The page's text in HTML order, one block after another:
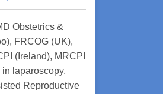
Obstetrics &
FRCOG (UK),
(Ireland), MRCPI
laparoscopy,
Reproductive